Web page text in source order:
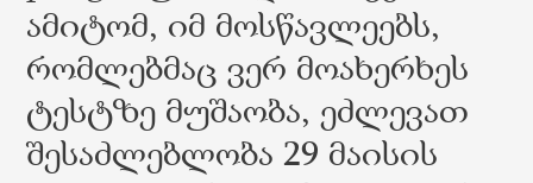
ამიტომ, იმ მოსწავლეებს,
რომლებმაც ვერ მოახერხეს
ტესტზე მუშაობა, ეძლევათ
შესაძლებლობა 29 მაისის